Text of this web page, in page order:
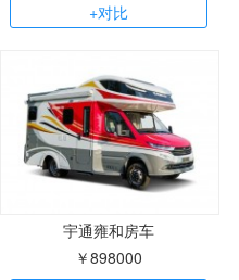
+对比
宇通雍和房车
￥898000